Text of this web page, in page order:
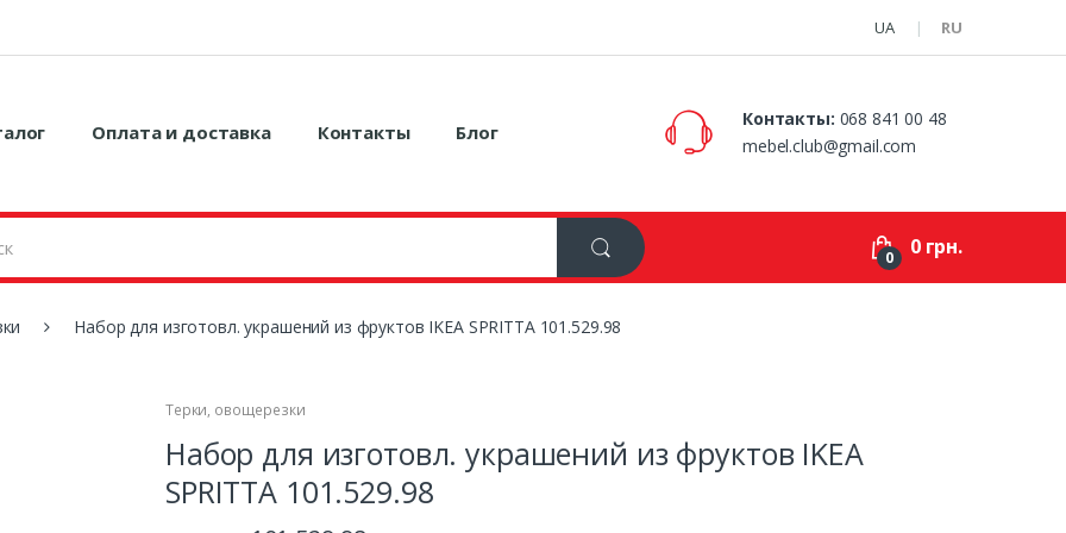
UA RU
Оплата и доставка Контакты Блог
Контакты: 068 841 00 48
mebel.club@gmail.com
0 0 грн.
Набор для изготовл. украшений из фруктов IKEA SPRITTA 101.529.98
Терки, овощерезки
Набор для изготовл. украшений из фруктов IKEA
SPRITTA 101.529.98